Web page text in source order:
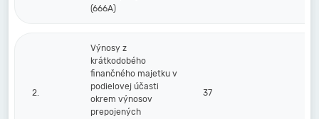
(666A)
2.
Výnosy z
krátkodobého
finančného majetku v
podielovej účasti
okrem výnosov
prepojených
37